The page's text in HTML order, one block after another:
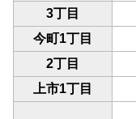
3丁目
今町1丁目
2丁目
上市1丁目